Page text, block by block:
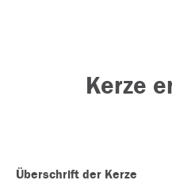
Kerze
Überschrift der Kerze